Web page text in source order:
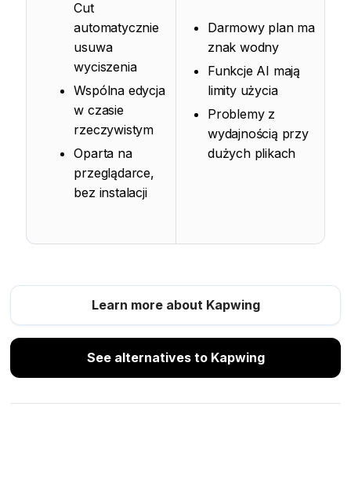
Cut
automatycznie
usuwa
wyciszenia
Wspólna edycja
w czasie
rzeczywistym
Oparta na
przeglądarce,
bez instalacji
Darmowy plan ma
znak wodny
Funkcje AI mają
limity użycia
Problemy z
wydajnością przy
dużych plikach
Learn more about Kapwing
See alternatives to Kapwing